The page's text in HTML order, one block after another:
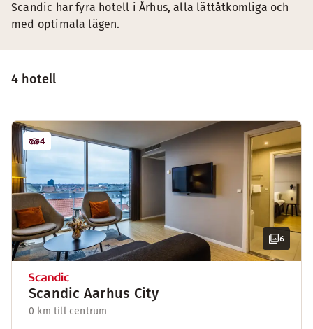
4 hotell
6
4
Scandic Aarhus City
0 km till centrum
Scandic har fyra hotell i Århus, alla lättåtkomliga och
med optimala lägen.